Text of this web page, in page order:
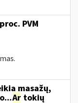
PVM
masažų,
Ar tokių